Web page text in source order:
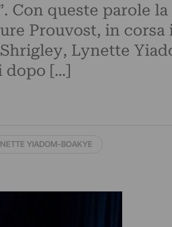
queste parole
Prouvost, in
Lynette
dopo […]
YIADOM-BOAKYE